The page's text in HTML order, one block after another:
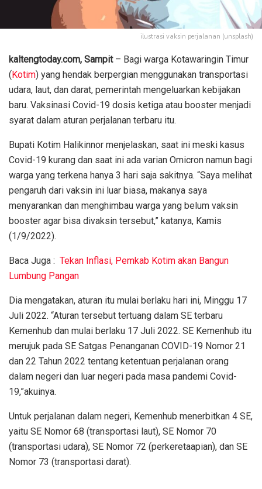
ilustrasi vaksin perjalanan (unsplash)
kaltengtoday.com, Sampit– Bagi warga Kotawaringin Timur
(Kotim) yang hendak berpergian menggunakan transportasi
udara, laut, dan darat, pemerintah mengeluarkan kebijakan
baru. Vaksinasi Covid-19 dosis ketiga atau booster menjadi
syarat dalam aturan perjalanan terbaru itu.
Bupati Kotim Halikinnor menjelaskan, saat ini meski kasus
Covid-19 kurang dan saat ini ada varian Omicron namun bagi
warga yang terkena hanya 3 hari saja sakitnya. “Saya melihat
pengaruh dari vaksin ini luar biasa, makanya saya
menyarankan dan menghimbau warga yang belum vaksin
booster agar bisa divaksin tersebut,” katanya, Kamis
(1/9/2022).
Baca Juga : Tekan Inflasi, Pemkab Kotim akan Bangun
Lumbung Pangan
Dia mengatakan, aturan itu mulai berlaku hari ini, Minggu 17
Juli 2022. “Aturan tersebut tertuang dalam SE terbaru
Kemenhub dan mulai berlaku 17 Juli 2022. SE Kemenhub itu
merujuk pada SE Satgas Penanganan COVID-19 Nomor 21
dan 22 Tahun 2022 tentang ketentuan perjalanan orang
dalam negeri dan luar negeri pada masa pandemi Covid-
19,”akuinya.
Untuk perjalanan dalam negeri, Kemenhub menerbitkan 4 SE,
yaitu SE Nomor 68 (transportasi laut), SE Nomor 70
(transportasi udara), SE Nomor 72 (perkeretaapian), dan SE
Nomor 73 (transportasi darat).